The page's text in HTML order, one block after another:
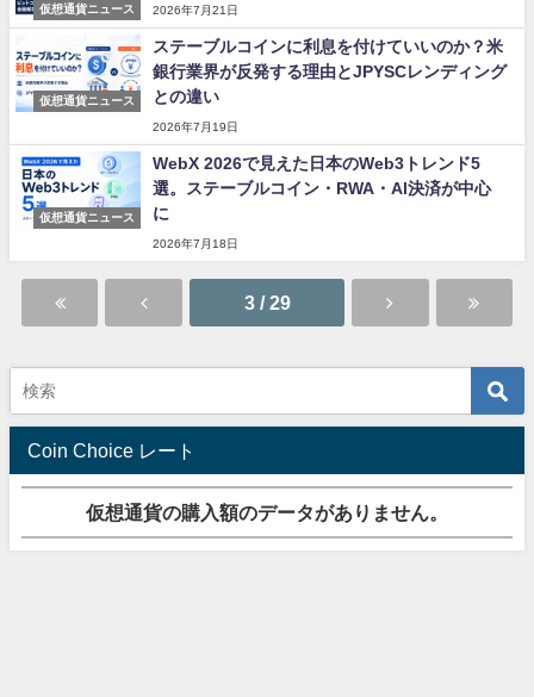
仮想通貨ニュース 2026年7月21日
仮想通貨ニュース
ステーブルコインに利息を付けていいのか？米
銀行業界が反発する理由とJPYSCレンディング
との違い
2026年7月19日
仮想通貨ニュース
WebX 2026で見えた日本のWeb3トレンド5
選。ステーブルコイン・RWA・AI決済が中心
に
2026年7月18日
3 / 29
Coin Choice レート
仮想通貨の購入額のデータがありません。